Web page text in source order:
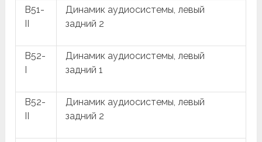
B51-
Динамик аудиосистемы, левый
задний 2
B52-
Динамик аудиосистемы, левый
задний 1
B52-
Динамик аудиосистемы, левый
задний 2